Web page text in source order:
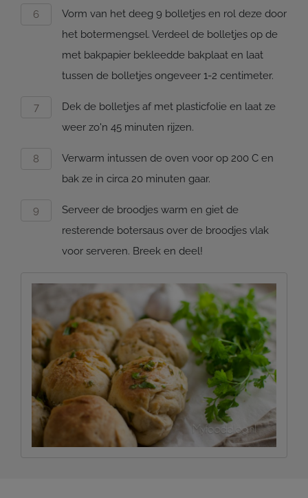
Vorm van het deeg 9 bolletjes en rol deze door
het botermengsel. Verdeel de bolletjes op de
met bakpapier bekleedde bakplaat en laat
tussen de bolletjes ongeveer 1-2 centimeter.
Dek de bolletjes af met plasticfolie en laat ze
weer zo'n 45 minuten rijzen.
Verwarm intussen de oven voor op 200 C en
bak ze in circa 20 minuten gaar.
Serveer de broodjes warm en giet de
resterende botersaus over de broodjes vlak
voor serveren. Breek en deel!